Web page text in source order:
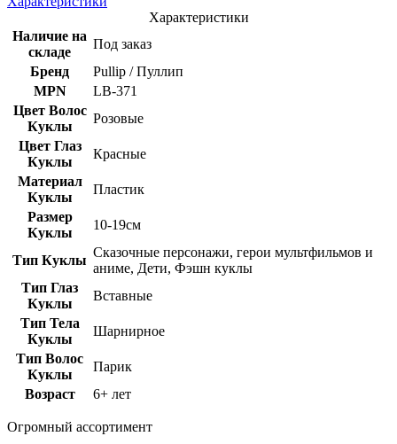
Характеристики
Наличие на
складе
Под заказ
Бренд
Pullip / Пуллип
MPN
LB-371
Цвет Волос
Куклы
Розовые
Цвет Глаз
Куклы
Красные
Материал
Куклы
Пластик
Размер
Куклы
10-19см
Тип Куклы
Сказочные персонажи, герои мультфильмов и
аниме, Дети, Фэшн куклы
Тип Глаз
Куклы
Вставные
Тип Тела
Куклы
Шарнирное
Тип Волос
Куклы
Парик
Возраст
6+ лет
Огромный ассортимент